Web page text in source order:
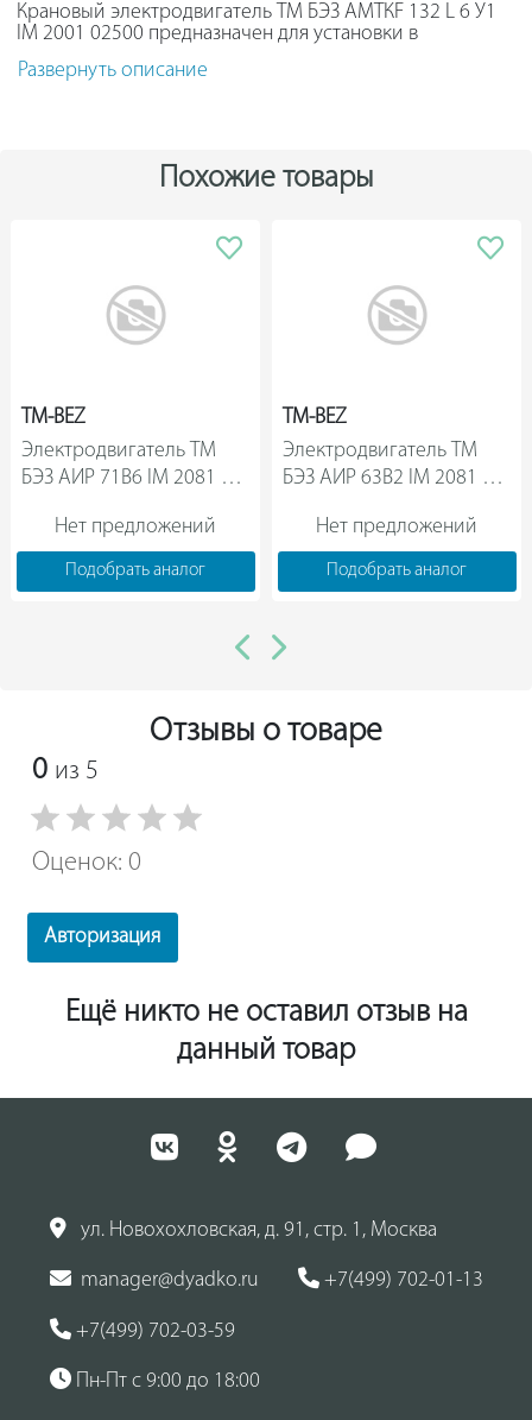
Крановый электродвигатель ТМ БЭЗ АМТКF 132 L 6 У1
IM 2001 02500 предназначен для установки в
подъемно-транспортные механизмы. Широко
используется в производстве различных видов кранов,
Данная модель обладает высокой мощностью и
относится к асинхронным двигателям с
Развернуть описание
Похожие товары
TM-BEZ
Электродвигатель ТМ
БЭЗ АИР 71В6 IM 2081
Нет предложений
Подобрать аналог
TM-BEZ
Электродвигатель ТМ
БЭЗ АИР 63В2 IM 2081
Нет предложений
Подобрать аналог
Отзывы о товаре
0 из 5
Оценок: 0
Авторизация
Ещё никто не оставил отзыв на
данный товар
ул. Новохохловская, д. 91, стр. 1, Москва
manager@dyadko.ru +7(499) 702-01-13
+7(499) 702-03-59
Пн-Пт с 9:00 до 18:00